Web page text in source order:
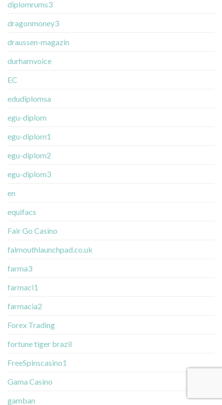
diplomrums3
dragonmoney3
draussen-magazin
durhamvoice
EC
edudiplomsa
egu-diplom
egu-diplom1
egu-diplom2
egu-diplom3
en
equifacs
Fair Go Casino
falmouthlaunchpad.co.uk
farma3
farmaci1
farmacia2
Forex Trading
fortune tiger brazil
FreeSpinscasino1
Gama Casino
gamban